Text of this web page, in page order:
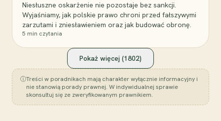
Niesłuszne oskarżenie nie pozostaje bez sankcji.
Wyjaśniamy, jak polskie prawo chroni przed fałszywymi
zarzutami i zniesławieniem oraz jak budować obronę.
5 min czytania
Pokaż więcej (1802)
ⓘTreści w poradnikach mają charakter wyłącznie informacyjny i
nie stanowią porady prawnej. W indywidualnej sprawie
skonsultuj się ze zweryfikowanym prawnikiem.